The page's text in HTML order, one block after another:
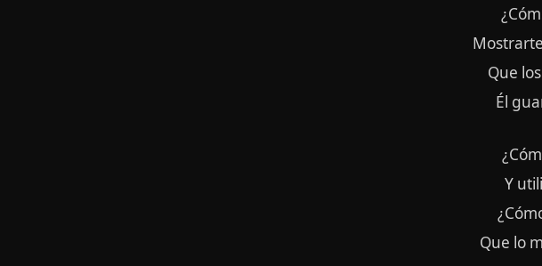
Que
Él
Y
Que lo